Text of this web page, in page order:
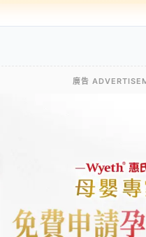
廣告